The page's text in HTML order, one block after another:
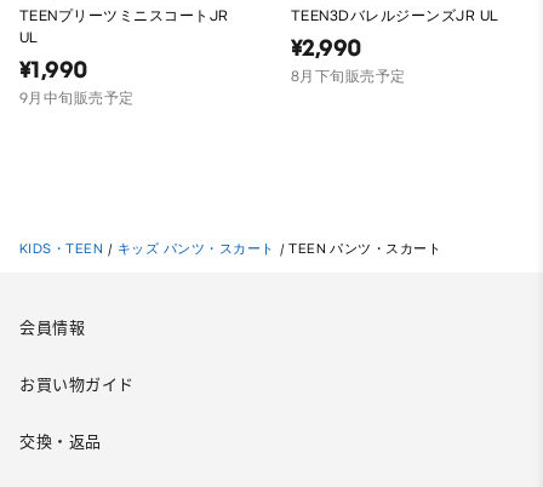
TEENプリーツミニスコートJR
UL
¥1,990
9月中旬販売予定
TEEN3DバレルジーンズJR UL
¥2,990
8月下旬販売予定
KIDS・TEEN / キッズ パンツ・スカート / TEEN パンツ・スカート
会員情報
お買い物ガイド
交換・返品